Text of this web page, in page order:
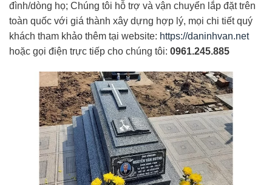
đình/dòng họ; Chúng tôi hỗ trợ và vận chuyển lắp đặt trên
toàn quốc với giá thành xây dựng hợp lý, mọi chi tiết quý
khách tham khảo thêm tại website: https://daninhvan.net
hoặc gọi điện trực tiếp cho chúng tôi: 0961.245.885